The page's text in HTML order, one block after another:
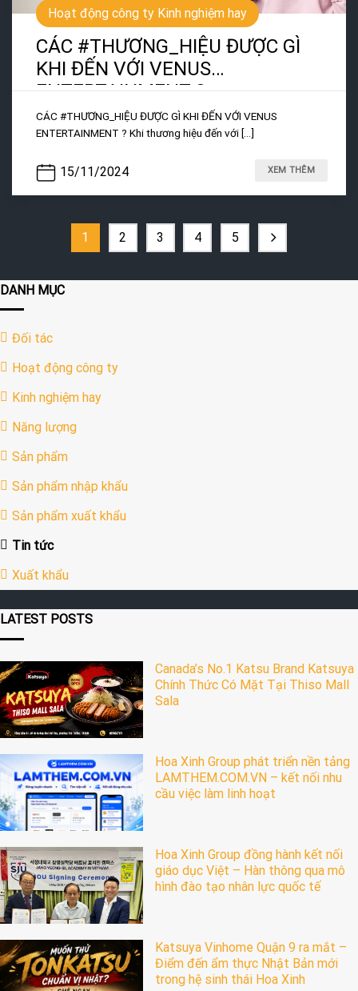
Hoạt động công ty Kinh nghiệm hay
CÁC #THƯƠNG_HIỆU ĐƯỢC GÌ
KHI ĐẾN VỚI VENUS
ENTERTAINMENT ?
15/11/2024
CÁC #THƯƠNG_HIỆU ĐƯỢC GÌ KHI ĐẾN VỚI VENUS
ENTERTAINMENT ? Khi thương hiệu đến với [...]
XEM THÊM
1 2 3 4 5
DANH MỤC
Đối tác
Hoạt động công ty
Kinh nghiệm hay
Năng lượng
Sản phẩm
Sản phẩm nhập khẩu
Sản phẩm xuất khẩu
Tin tức
Xuất khẩu
LATEST POSTS
Canada’s No.1 Katsu Brand Katsuya
Chính Thức Có Mặt Tại Thiso Mall
Sala
Hoa Xinh Group phát triển nền tảng
LAMTHEM.COM.VN – kết nối nhu
cầu việc làm linh hoạt
Hoa Xinh Group đồng hành kết nối
giáo dục Việt – Hàn thông qua mô
hình đào tạo nhân lực quốc tế
Katsuya Vinhome Quận 9 ra mắt –
Điểm đến ẩm thực Nhật Bản mới
trong hệ sinh thái Hoa Xinh